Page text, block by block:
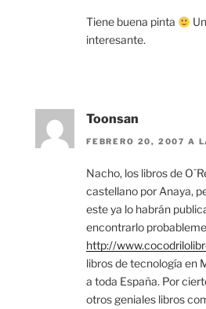
Tiene buena pinta
interesante.
Toonsan
FEBRERO 20, 2007 A
Nacho, los libros de
castellano por Anaya,
este ya lo habrán
encontrarlo
http://
libros de tecnología en
a toda España. Por
otros geniales libros